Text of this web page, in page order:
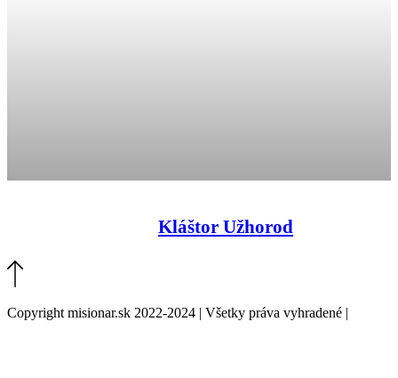
Kláštor Užhorod
Copyright misionar.sk 2022-2024 | Všetky práva vyhradené |